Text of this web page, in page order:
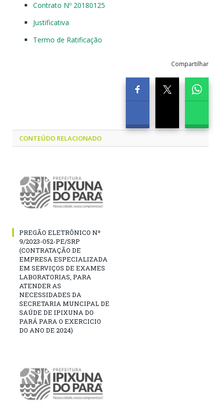
Contrato Nº 20180125
Justificativa
Termo de Ratificação
Compartilhar
CONTEÚDO RELACIONADO
PREGÃO ELETRÔNICO Nº
9/2023-052-PE/SRP
(CONTRATAÇÃO DE
EMPRESA ESPECIALIZADA
EM SERVIÇOS DE EXAMES
LABORATORIAS, PARA
ATENDER AS
NECESSIDADES DA
SECRETARIA MUNCIPAL DE
SAÚDE DE IPIXUNA DO
PARÁ PARA O EXERCICIO
DO ANO DE 2024)